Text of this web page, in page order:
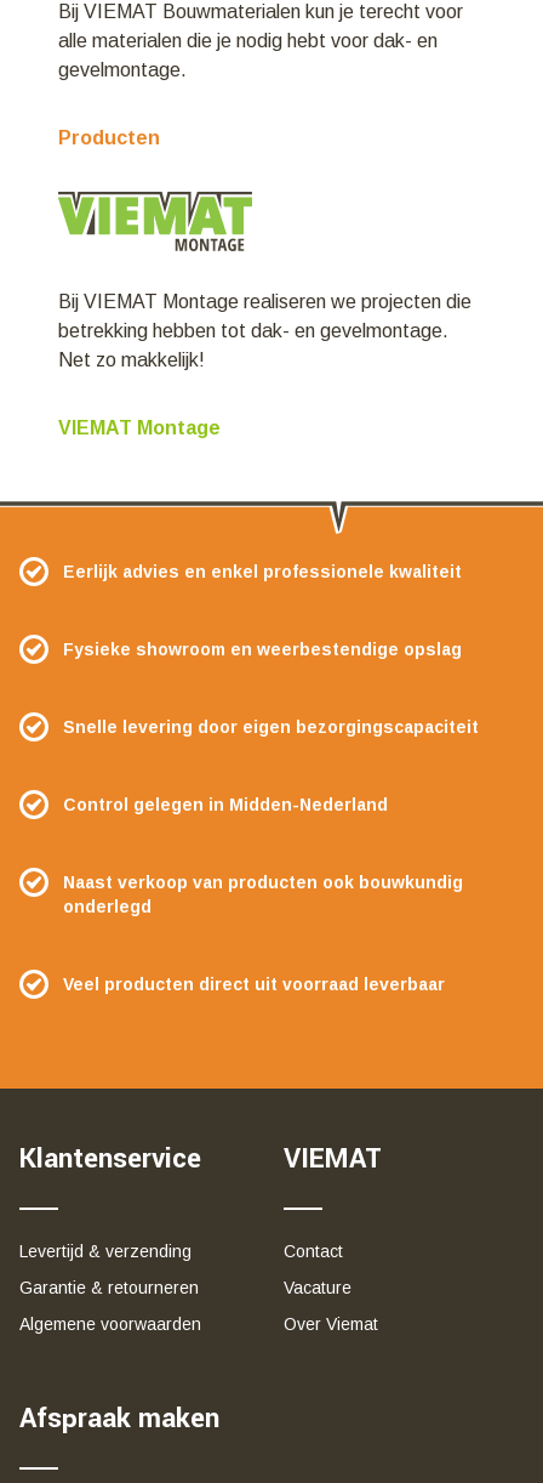
Bij VIEMAT Bouwmaterialen kun je terecht voor
alle materialen die je nodig hebt voor dak- en
gevelmontage.
Producten
Bij VIEMAT Montage realiseren we projecten die
betrekking hebben tot dak- en gevelmontage.
Net zo makkelijk!
VIEMAT Montage
Eerlijk advies en enkel professionele kwaliteit
Fysieke showroom en weerbestendige opslag
Snelle levering door eigen bezorgingscapaciteit
Control gelegen in Midden-Nederland
Naast verkoop van producten ook bouwkundig
onderlegd
Veel producten direct uit voorraad leverbaar
Klantenservice
Levertijd & verzending
Garantie & retourneren
Algemene voorwaarden
VIEMAT
Contact
Vacature
Over Viemat
Afspraak maken